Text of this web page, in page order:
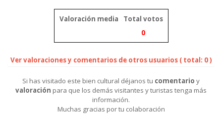
Valoración media
Total votos
0
Ver valoraciones y comentarios de otros usuarios ( total: 0 )
Si has visitado este bien cultural déjanos tu comentario y
valoración para que los demás visitantes y turistas tenga más
información.
Muchas gracias por tu colaboración